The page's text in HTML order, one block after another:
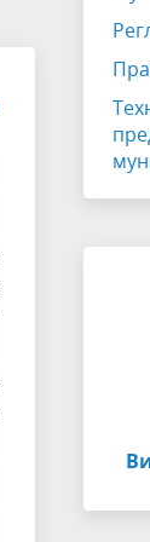
Отчет главы
Публичные